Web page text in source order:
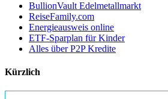
BullionVault Edelmetallmarkt
ReiseFamily.com
Energieausweis online
ETF-Sparplan für Kinder
Alles über P2P Kredite
Kürzlich